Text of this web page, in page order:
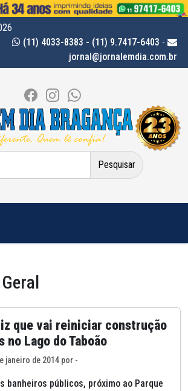
(11) 4033-8383 - (11) 9.7417-6403 -
jornal@jornalemdia.com.br
Geral
que vai reiniciar construção
no Lago do Taboão
janeiro de 2014 por -
banheiros públicos, próximo ao Parque